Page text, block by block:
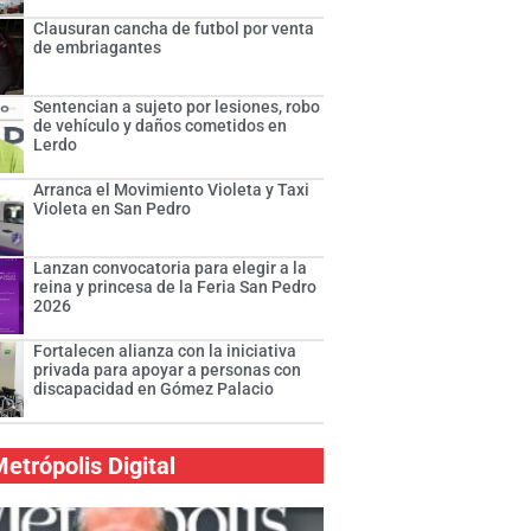
Clausuran cancha de futbol por venta
de embriagantes
Sentencian a sujeto por lesiones, robo
de vehículo y daños cometidos en
Lerdo
Arranca el Movimiento Violeta y Taxi
Violeta en San Pedro
Lanzan convocatoria para elegir a la
reina y princesa de la Feria San Pedro
2026
Fortalecen alianza con la iniciativa
privada para apoyar a personas con
discapacidad en Gómez Palacio
Digital